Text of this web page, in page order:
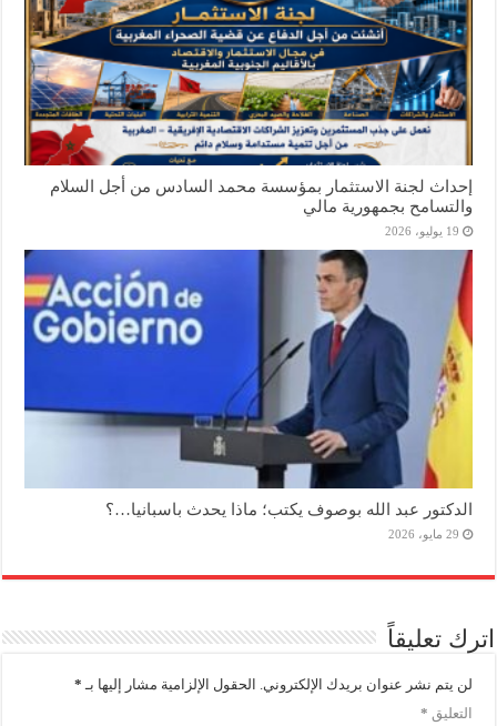
إحداث لجنة الاستثمار بمؤسسة محمد السادس من أجل السلام
والتسامح بجمهورية مالي
19 يوليو، 2026
الدكتور عبد الله بوصوف يكتب؛ ماذا يحدث باسبانيا…؟
29 مايو، 2026
اترك تعليقاً
لن يتم نشر عنوان بريدك الإلكتروني. الحقول الإلزامية مشار إليها بـ *
التعليق *